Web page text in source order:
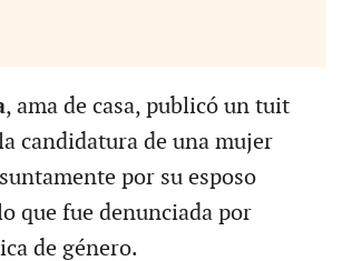
, ama de casa, publicó un tuit
candidatura de una mujer
por su esposo
que fue denunciada por
de género.